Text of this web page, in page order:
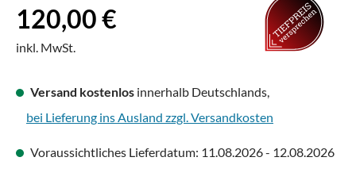
Regulärer Preis:
120,00 €
inkl. MwSt.
Versand kostenlos innerhalb Deutschlands,
bei Lieferung ins Ausland zzgl. Versandkosten
Voraussichtliches Lieferdatum: 11.08.2026 - 12.08.2026